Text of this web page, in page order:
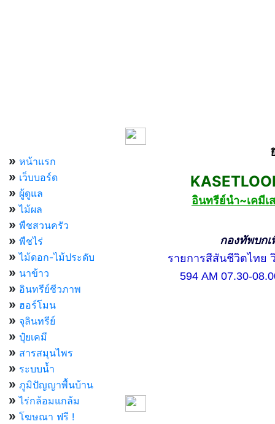
» หน้าแรก
» เว็บบอร์ด
» ผู้ดูแล
» ไม้ผล
» พืชสวนครัว
» พืชไร่
» ไม้ดอก-ไม้ประดับ
» นาข้าว
» อินทรีย์ชีวภาพ
» ฮอร์โมน
» จุลินทรีย์
» ปุ๋ยเคมี
» สารสมุนไพร
» ระบบน้ำ
» ภูมิปัญญาพื้นบ้าน
» ไร่กล้อมแกล้ม
» โฆษณา ฟรี !
อินทรีย์นำ~เคมีเ
กองทัพบกเพื่อป
รายการสีสันชีวิตไทย วิ
594 AM 07.30-08.00